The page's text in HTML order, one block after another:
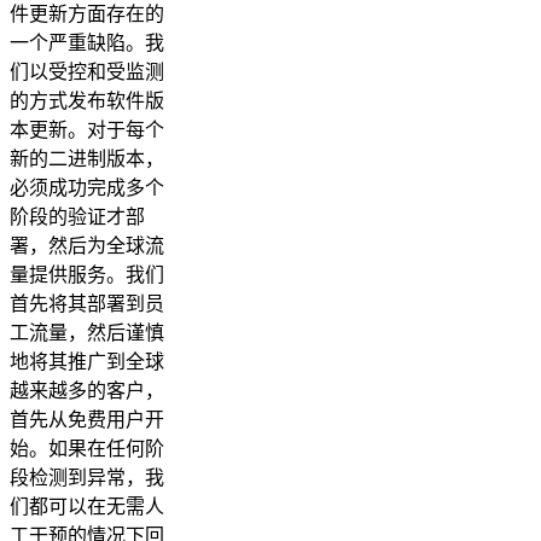
件更新方面存在的
一个严重缺陷。我
们以受控和受监测
的方式发布软件版
本更新。对于每个
新的二进制版本，
必须成功完成多个
阶段的验证才部
署，然后为全球流
量提供服务。我们
首先将其部署到员
工流量，然后谨慎
地将其推广到全球
越来越多的客户，
首先从免费用户开
始。如果在任何阶
段检测到异常，我
们都可以在无需人
工干预的情况下回